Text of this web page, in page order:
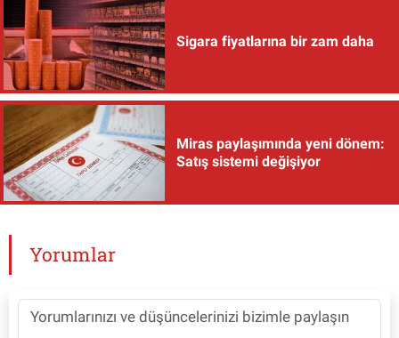
Sigara fiyatlarına bir zam daha
Miras paylaşımında yeni dönem:
Satış sistemi değişiyor
Yorumlar